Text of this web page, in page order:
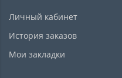
Личный кабинет
История заказов
Мои закладки